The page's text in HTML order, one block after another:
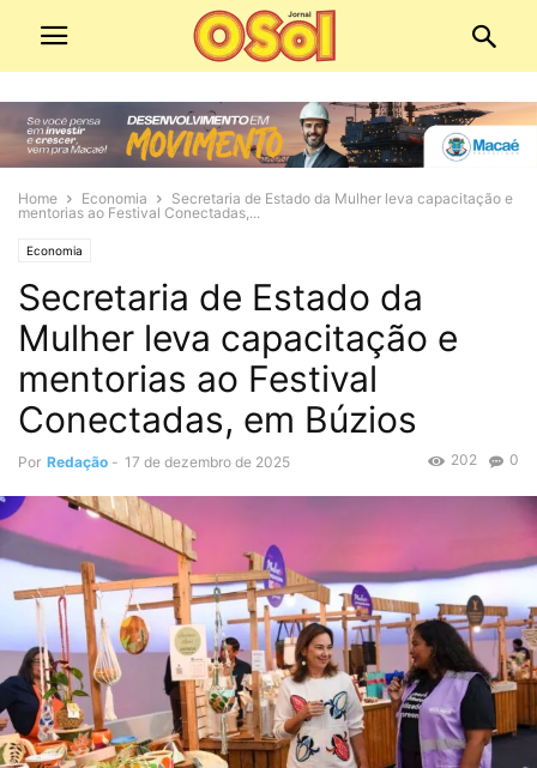
Home Economia
Secretaria de Estado da Mulher leva capacitação e
mentorias ao Festival Conectadas,...
Economia
Secretaria de Estado da
Mulher leva capacitação e
mentorias ao Festival
Conectadas, em Búzios
Por Redação - 17 de dezembro de 2025 0
202